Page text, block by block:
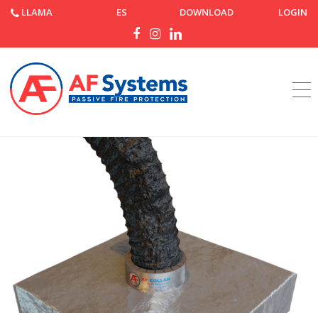
LLAMA ES DOWNLOAD LOGIN
Página de inicio